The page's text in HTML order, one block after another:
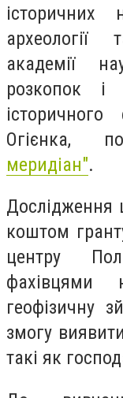
історичних
археології
академії
розкопок і
Огієнка,
меридіан".
Дослідження
коштом
центру
фахівцями
геофізичну
змогу
такі як